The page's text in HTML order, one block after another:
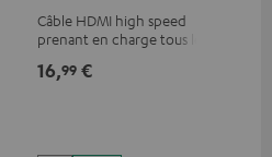
Câble HDMI high speed
prenant en charge tous les
50/60p et 4K 3D
16,99 €